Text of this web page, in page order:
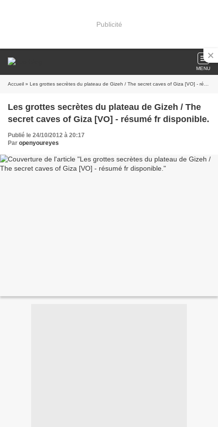
Publicité
MENU
Accueil » Les grottes secrètes du plateau de Gizeh / The secret caves of Giza [VO] - résumé fr disponible.
Les grottes secrètes du plateau de Gizeh / The
secret caves of Giza [VO] - résumé fr disponible.
Publié le 24/10/2012 à 20:17
Par openyoureyes